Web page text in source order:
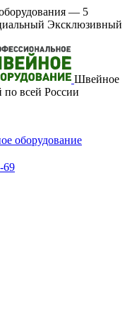
— 5
Эксклюзивный
Швейное
по всей России
оборудование
69